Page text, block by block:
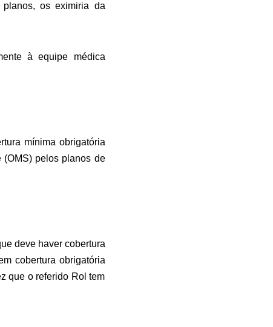
os eximiria da
à equipe médica
mínima obrigatória
(OMS) pelos planos de
deve haver cobertura
cobertura obrigatória
que o referido Rol tem